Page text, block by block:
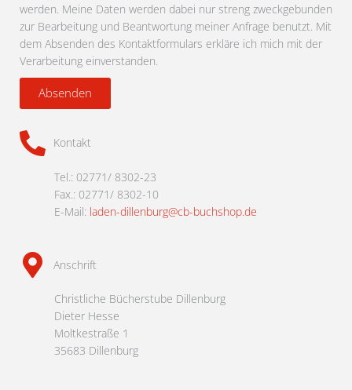
werden. Meine Daten werden dabei nur streng zweckgebunden
zur Bearbeitung und Beantwortung meiner Anfrage benutzt. Mit
dem Absenden des Kontaktformulars erkläre ich mich mit der
Verarbeitung einverstanden.
Absenden
Kontakt
Tel.: 02771/ 8302-23
Fax.: 02771/ 8302-10
E-Mail: laden-dillenburg@cb-buchshop.de
Anschrift
Christliche Bücherstube Dillenburg
Dieter Hesse
Moltkestraße 1
35683 Dillenburg